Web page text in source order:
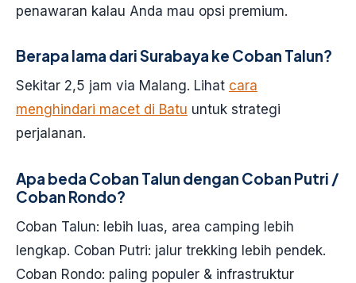
penawaran kalau Anda mau opsi premium.
Berapa lama dari Surabaya ke Coban Talun?
Sekitar 2,5 jam via Malang. Lihat cara
menghindari macet di Batu untuk strategi
perjalanan.
Apa beda Coban Talun dengan Coban Putri /
Coban Rondo?
Coban Talun: lebih luas, area camping lebih
lengkap. Coban Putri: jalur trekking lebih pendek.
Coban Rondo: paling populer & infrastruktur